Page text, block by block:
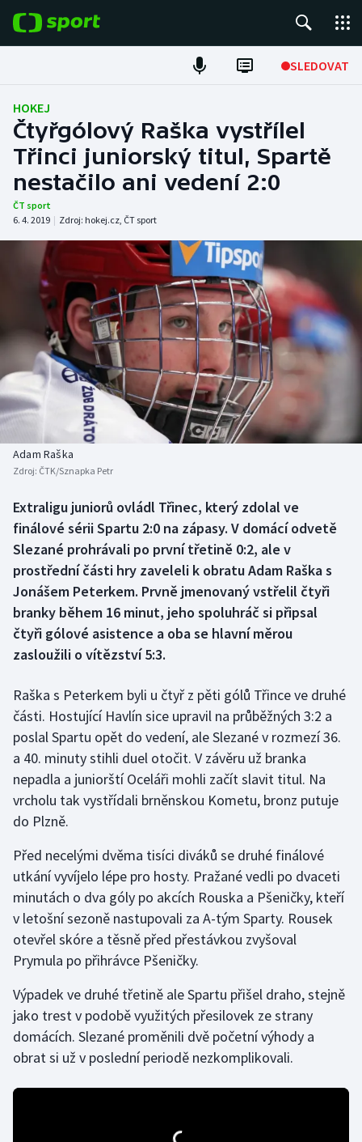
SLEDOVAT
Fotbal
Hokej
Tenis
Atletika
Cyklistika
DALŠÍ SPORTY
Americký fotbal
Baseball a softbal
Basketbal
Biatlon
Box
Curling
Dostihy
Florbal
Futsal
Golf
Gymnastika
Házená
Judo
Krasobruslení
Lezení
Lyže a snowboard
Moderní pětiboj
NEPŘEHLÉDNĚTE
Soutěže
Historické návraty
Aplikace ČT sport
HOKEJ
Čtyřgólový Raška vystřílel
Třinci juniorský titul, Spartě
nestačilo ani vedení 2:0
ČT sport
6. 4. 2019 | Zdroj: hokej.cz, ČT sport
Adam Raška
Zdroj: ČTK/Sznapka Petr
Extraligu juniorů ovládl Třinec, který zdolal ve
finálové sérii Spartu 2:0 na zápasy. V domácí odvetě
Slezané prohrávali po první třetině 0:2, ale v
prostřední části hry zaveleli k obratu Adam Raška s
Jonášem Peterkem. Prvně jmenovaný vstřelil čtyři
branky během 16 minut, jeho spoluhráč si připsal
čtyři gólové asistence a oba se hlavní měrou
zasloužili o vítězství 5:3.
Raška s Peterkem byli u čtyř z pěti gólů Třince ve druhé
části. Hostující Havlín sice upravil na průběžných 3:2 a
poslal Spartu opět do vedení, ale Slezané v rozmezí 36.
a 40. minuty stihli duel otočit. V závěru už branka
nepadla a juniorští Oceláři mohli začít slavit titul. Na
vrcholu tak vystřídali brněnskou Kometu, bronz putuje
do Plzně.
Před necelými dvěma tisíci diváků se druhé finálové
utkání vyvíjelo lépe pro hosty. Pražané vedli po dvaceti
minutách o dva góly po akcích Rouska a Pšeničky, kteří
v letošní sezoně nastupovali za A-tým Sparty. Rousek
otevřel skóre a těsně před přestávkou zvyšoval
Prymula po přihrávce Pšeničky.
Výpadek ve druhé třetině ale Spartu přišel draho, stejně
jako trest v podobě využitých přesilovek ze strany
domácích. Slezané proměnili dvě početní výhody a
obrat si už v poslední periodě nezkomplikovali.